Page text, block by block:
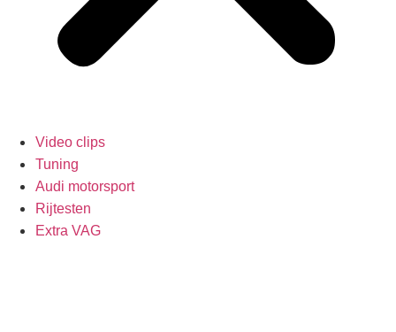
Video clips
Tuning
Audi motorsport
Rijtesten
Extra VAG